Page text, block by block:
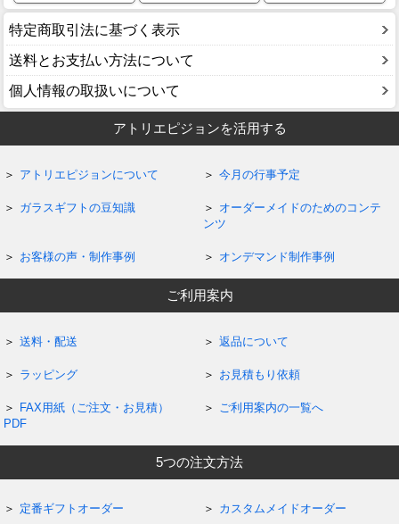
特定商取引法に基づく表示
送料とお支払い方法について
個人情報の取扱いについて
アトリエピジョンを活用する
アトリエピジョンについて 今月の行事予定
ガラスギフトの豆知識
オーダーメイドのためのコンテ
ンツ
お客様の声・制作事例 オンデマンド制作事例
ご利用案内
送料・配送 返品について
ラッピング お見積もり依頼
FAX用紙（ご注文・お見積）
PDF
ご利用案内の一覧へ
5つの注文方法
定番ギフトオーダー カスタムメイドオーダー